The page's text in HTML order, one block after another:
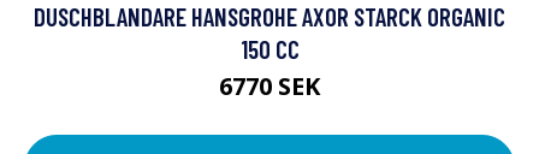
DUSCHBLANDARE HANSGROHE AXOR STARCK ORGANIC
150 CC
6770 SEK